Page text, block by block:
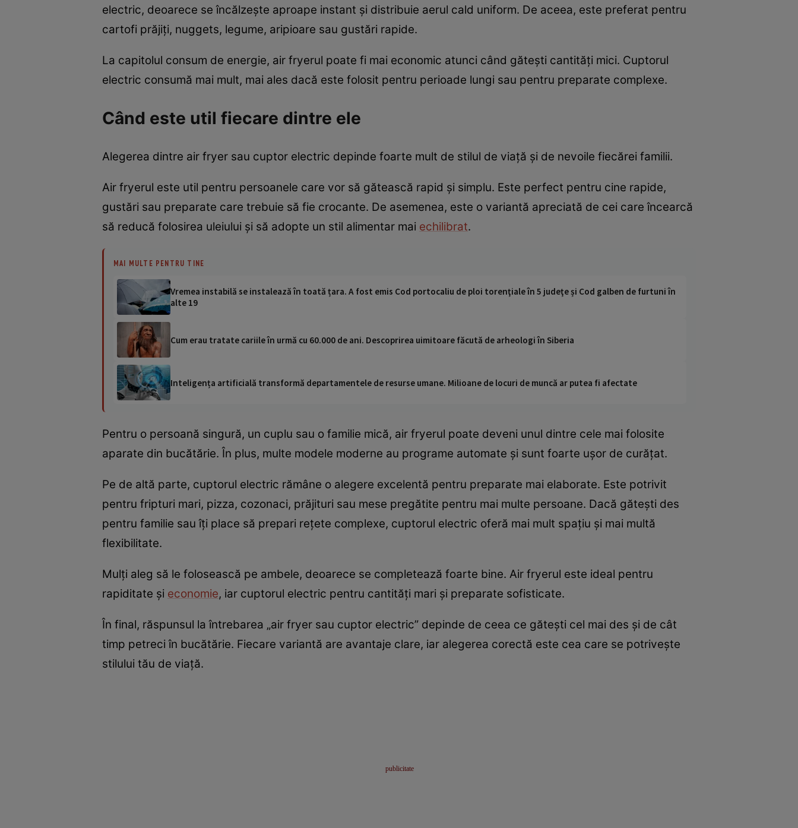
electric, deoarece se încălzește aproape instant și distribuie aerul cald uniform. De aceea, este preferat pentru
cartofi prăjiți, nuggets, legume, aripioare sau gustări rapide.
La capitolul consum de energie, air fryerul poate fi mai economic atunci când gătești cantități mici. Cuptorul
electric consumă mai mult, mai ales dacă este folosit pentru perioade lungi sau pentru preparate complexe.
Când este util fiecare dintre ele
Alegerea dintre air fryer sau cuptor electric depinde foarte mult de stilul de viață și de nevoile fiecărei familii.
Air fryerul este util pentru persoanele care vor să gătească rapid și simplu. Este perfect pentru cine rapide,
gustări sau preparate care trebuie să fie crocante. De asemenea, este o variantă apreciată de cei care încearcă
să reducă folosirea uleiului și să adopte un stil alimentar mai echilibrat.
MAI MULTE PENTRU TINE
Vremea instabilă se instalează în toată țara. A fost emis Cod portocaliu de ploi torenţiale în 5 judeţe și Cod galben de furtuni în
alte 19
Cum erau tratate cariile în urmă cu 60.000 de ani. Descoprirea uimitoare făcută de arheologi în Siberia
Inteligența artificială transformă departamentele de resurse umane. Milioane de locuri de muncă ar putea fi afectate
Pentru o persoană singură, un cuplu sau o familie mică, air fryerul poate deveni unul dintre cele mai folosite
aparate din bucătărie. În plus, multe modele moderne au programe automate și sunt foarte ușor de curățat.
Pe de altă parte, cuptorul electric rămâne o alegere excelentă pentru preparate mai elaborate. Este potrivit
pentru fripturi mari, pizza, cozonaci, prăjituri sau mese pregătite pentru mai multe persoane. Dacă gătești des
pentru familie sau îți place să prepari rețete complexe, cuptorul electric oferă mai mult spațiu și mai multă
flexibilitate.
Mulți aleg să le folosească pe ambele, deoarece se completează foarte bine. Air fryerul este ideal pentru
rapiditate și economie, iar cuptorul electric pentru cantități mari și preparate sofisticate.
În final, răspunsul la întrebarea „air fryer sau cuptor electric” depinde de ceea ce gătești cel mai des și de cât
timp petreci în bucătărie. Fiecare variantă are avantaje clare, iar alegerea corectă este cea care se potrivește
stilului tău de viață.